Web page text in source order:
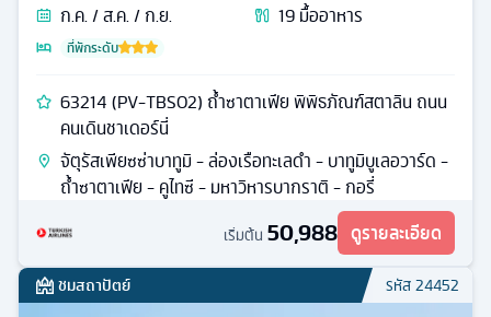
ก.ค. / ส.ค. / ก.ย.
19มื้ออาหาร
ที่พักระดับ
63214 (PV-TBS02) ถ้ำซาตาเฟีย พิพิธภัณฑ์สตาลิน ถนน
คนเดินชาเดอร์นี่
จัตุรัสเพียซซ่าบาทูมิ - ล่องเรือทะเลดำ - บาทูมิบูเลอวาร์ด -
ถ้ำซาตาเฟีย - คูไทซี - มหาวิหารบากราติ - กอรี่
เริ่มต้น 50,988 ดูรายละเอียด
ชมสถาปัตย์ รหัส24452